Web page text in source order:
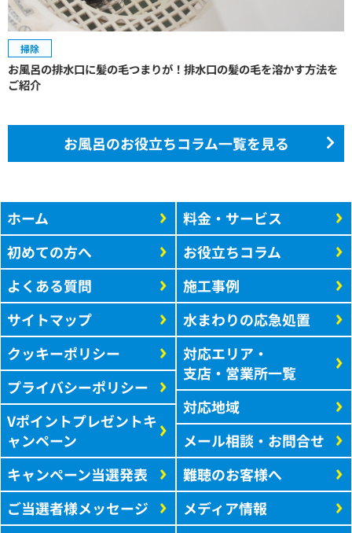
掃除
お風呂の排水口に髪の毛つまりが！排水口の髪の毛を溶かす方法を
ご紹介
お風呂のお役立ちコラム一覧を見る
ホーム
初めての方へ
よくある質問
サイトマップ
クッキーポリシー
プライバシーポリシー
Vポイントプレゼントキ
ャンペーン
キャンペーン当選発表
ご当選者様メッセージ
料金・サービス
お役立ちコラム
施工事例
水まわりの応急処置
対応エリア・
支店・営業所一覧
対応地域
メール相談・お問合せ
難聴のお客様へ
メディア情報